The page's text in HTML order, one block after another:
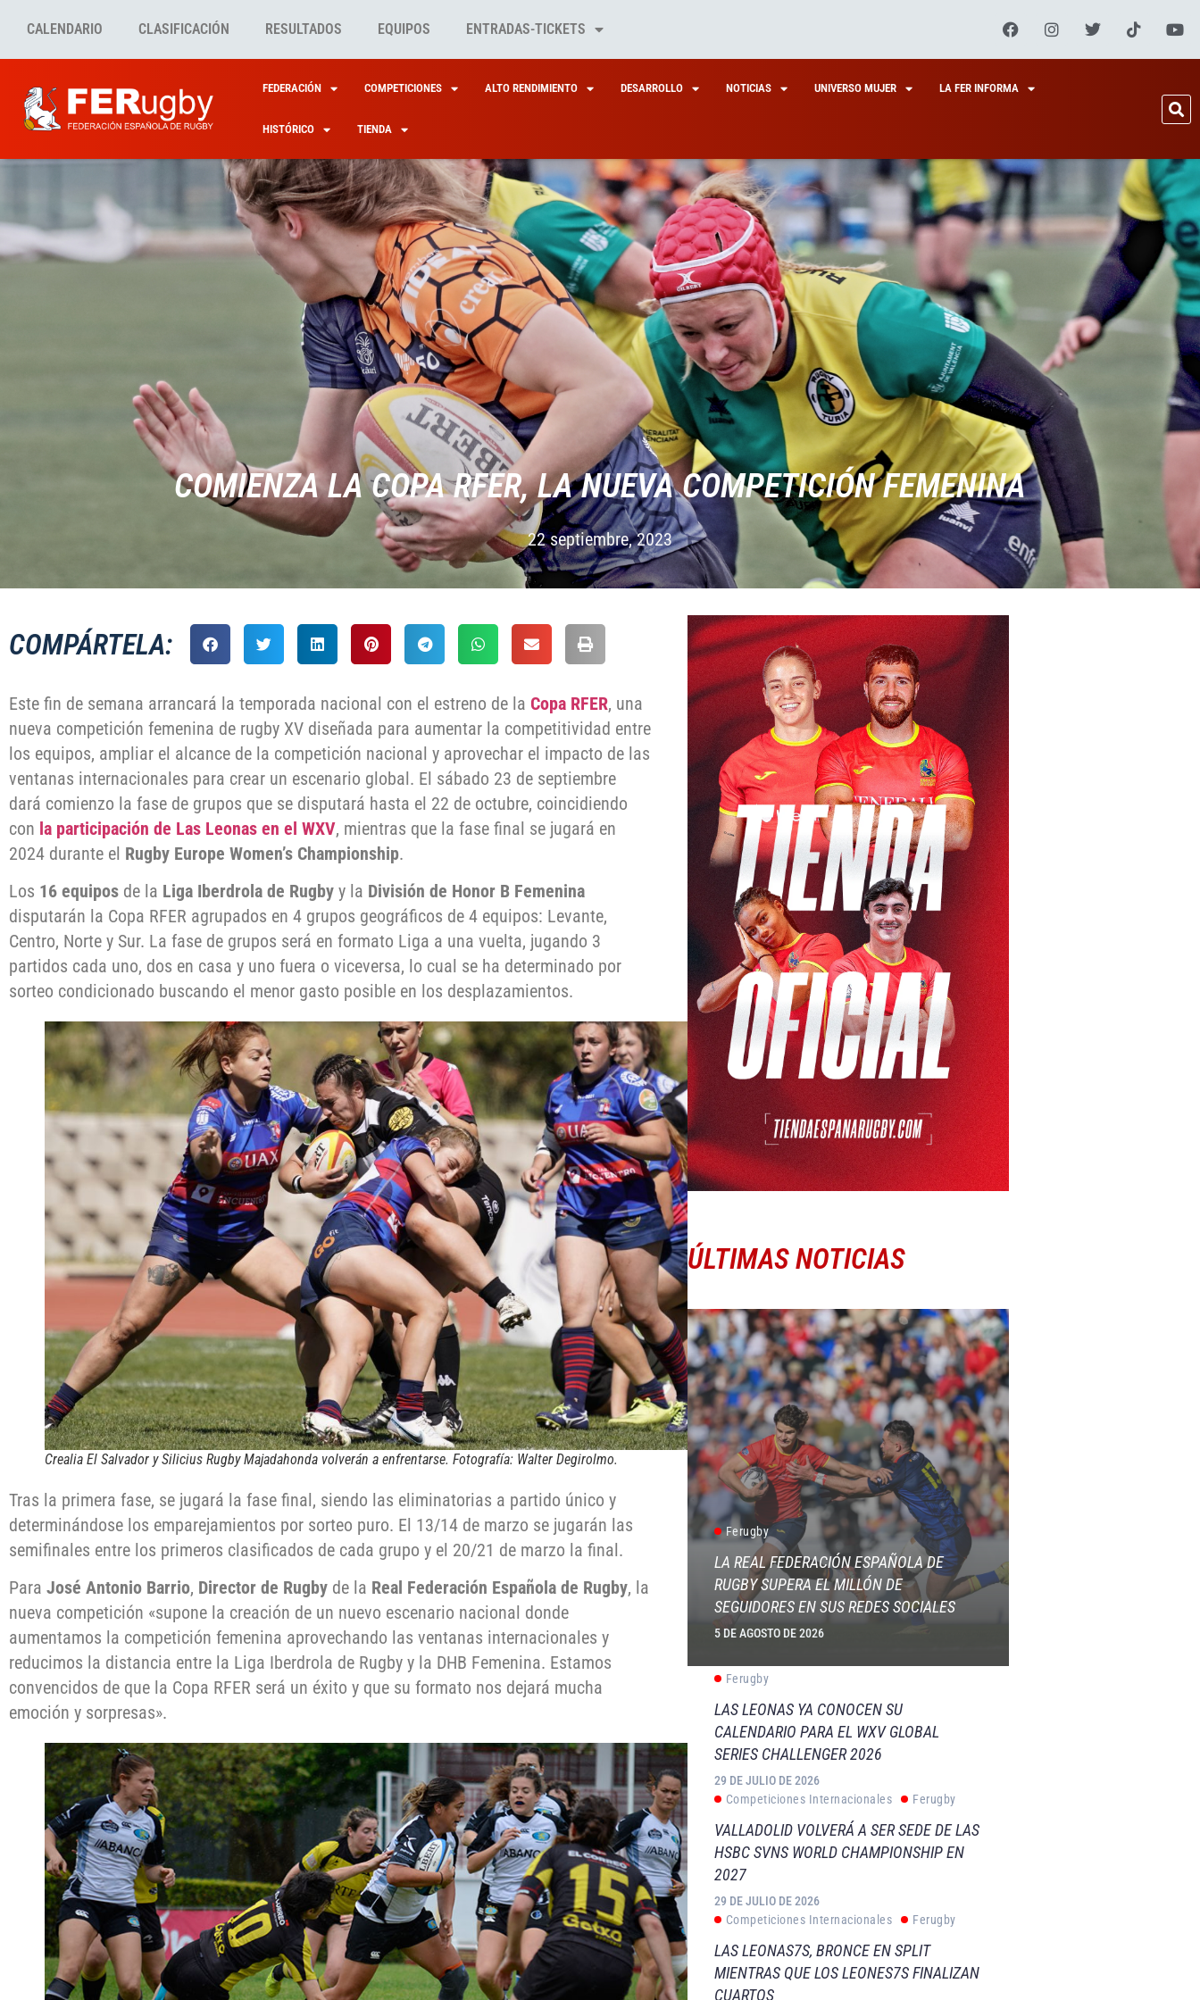
CALENDARIO CLASIFICACIÓN RESULTADOS EQUIPOS ENTRADAS-TICKETS
FEDERACIÓN COMPETICIONES ALTO RENDIMIENTO DESARROLLO NOTICIAS UNIVERSO MUJER LA FER INFORMA
HISTÓRICO TIENDA
COMIENZA LA COPA RFER, LA NUEVA COMPETICIÓN FEMENINA
22 septiembre, 2023
COMPÁRTELA:
Este fin de semana arrancará la temporada nacional con el estreno de la Copa RFER, una
nueva competición femenina de rugby XV diseñada para aumentar la competitividad entre
los equipos, ampliar el alcance de la competición nacional y aprovechar el impacto de las
ventanas internacionales para crear un escenario global. El sábado 23 de septiembre
dará comienzo la fase de grupos que se disputará hasta el 22 de octubre, coincidiendo
con la participación de Las Leonas en el WXV, mientras que la fase final se jugará en
2024 durante el Rugby Europe Women’s Championship.
Los 16 equipos de la Liga Iberdrola de Rugby y la División de Honor B Femenina
disputarán la Copa RFER agrupados en 4 grupos geográficos de 4 equipos: Levante,
Centro, Norte y Sur. La fase de grupos será en formato Liga a una vuelta, jugando 3
partidos cada uno, dos en casa y uno fuera o viceversa, lo cual se ha determinado por
sorteo condicionado buscando el menor gasto posible en los desplazamientos.
Crealia El Salvador y Silicius Rugby Majadahonda volverán a enfrentarse. Fotografía: Walter Degirolmo.
Tras la primera fase, se jugará la fase final, siendo las eliminatorias a partido único y
determinándose los emparejamientos por sorteo puro. El 13/14 de marzo se jugarán las
semifinales entre los primeros clasificados de cada grupo y el 20/21 de marzo la final.
Para José Antonio Barrio, Director de Rugby de la Real Federación Española de Rugby, la
nueva competición «supone la creación de un nuevo escenario nacional donde
aumentamos la competición femenina aprovechando las ventanas internacionales y
reducimos la distancia entre la Liga Iberdrola de Rugby y la DHB Femenina. Estamos
convencidos de que la Copa RFER será un éxito y que su formato nos dejará mucha
emoción y sorpresas».
ÚLTIMAS NOTICIAS
Ferugby
LA REAL FEDERACIÓN ESPAÑOLA DE
RUGBY SUPERA EL MILLÓN DE
SEGUIDORES EN SUS REDES SOCIALES
5 DE AGOSTO DE 2026
Ferugby
LAS LEONAS YA CONOCEN SU
CALENDARIO PARA EL WXV GLOBAL
SERIES CHALLENGER 2026
29 DE JULIO DE 2026
Competiciones Internacionales
Ferugby
VALLADOLID VOLVERÁ A SER SEDE DE LAS
HSBC SVNS WORLD CHAMPIONSHIP EN
2027
29 DE JULIO DE 2026
Competiciones Internacionales
Ferugby
LAS LEONAS7S, BRONCE EN SPLIT
MIENTRAS QUE LOS LEONES7S FINALIZAN
CUARTOS